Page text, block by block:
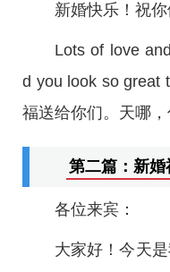
新婚快乐！祝
Lots of love
d you look so great
福送给你们。天哪
第二篇：新婚
各位来宾：
大家好！今天